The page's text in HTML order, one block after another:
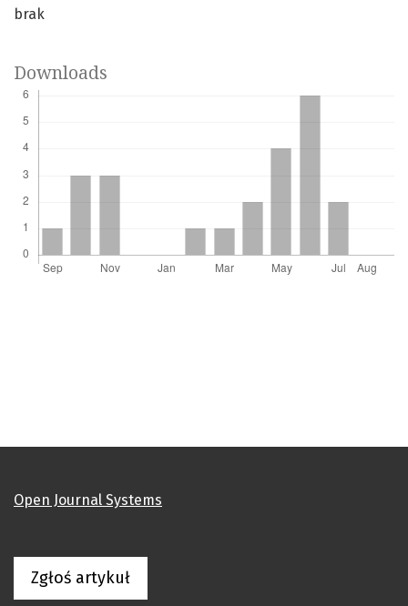
brak
Downloads
Open Journal Systems
Zgłoś artykuł